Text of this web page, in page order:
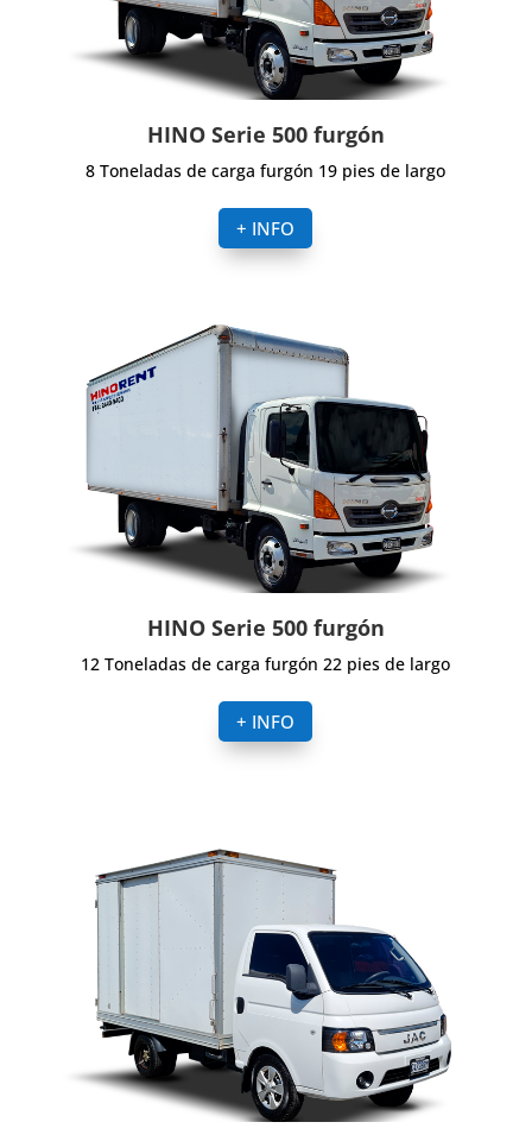
HINO Serie 500 furgón
8 Toneladas de carga furgón 19 pies de largo
+ INFO
HINO Serie 500 furgón
12 Toneladas de carga furgón 22 pies de largo
+ INFO